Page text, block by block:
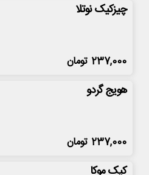
چیزکیک نوتلا
237,000 تومان
هویج گردو
237,000 تومان
کیک موکا